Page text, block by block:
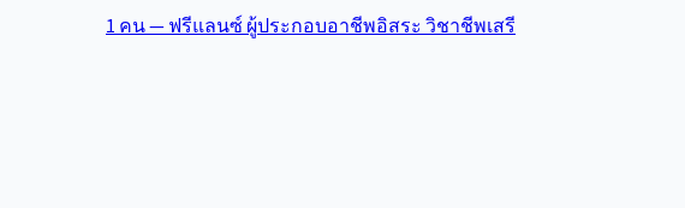
1 คน — ฟรีแลนซ์ ผู้ประกอบอาชีพอิสระ วิชาชีพเสรี